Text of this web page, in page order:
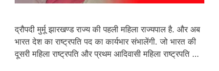
द्रौपदी मुर्मू झारखण्ड राज्य की पहली महिला राज्यपाल है. और अब
भारत देश का राष्ट्रपति पद का कार्यभार संभालेंगी. जो भारत की
दूसरी महिला राष्ट्रपति और प्रथम आदिवासी महिला राष्ट्रपति …